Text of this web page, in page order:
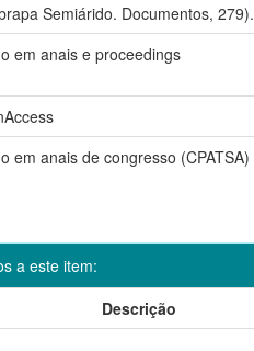
Semiárido. Documentos, 279).
em anais e proceedings
em anais de congresso (CPATSA)
a este item:
Descrição